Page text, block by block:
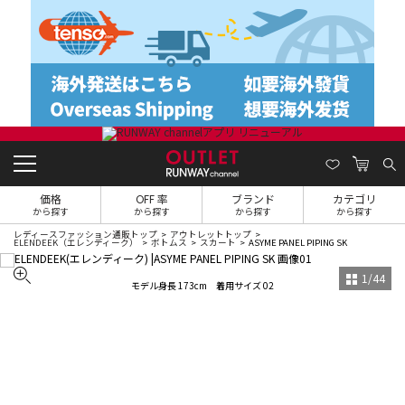
価格
から探す
OFF 率
から探す
ブランド
から探す
カテゴリ
から探す
レディースファッション通販トップ アウトレットトップ
ELENDEEK（エレンディーク） ボトムス スカート ASYME PANEL PIPING SK
モデル身長 173cm 着用サイズ 02 1 /44